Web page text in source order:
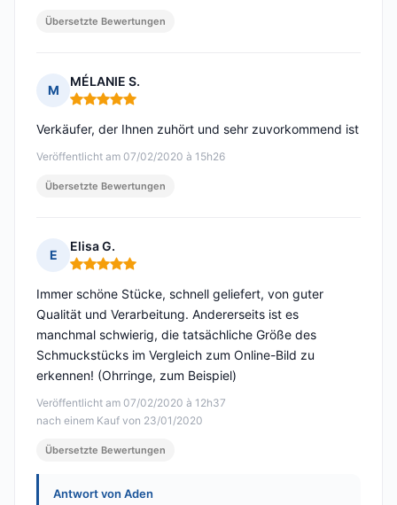
Übersetzte Bewertungen
M
MÉLANIE S.
Hinweis: 5 von 5
Veröffentlicht am 07/02/2020 à 15h26
Verkäufer, der Ihnen zuhört und sehr zuvorkommend ist
Übersetzte Bewertungen
E
Elisa G.
Hinweis: 5 von 5
Veröffentlicht am 07/02/2020 à 12h37
nach einem Kauf von 23/01/2020
Immer schöne Stücke, schnell geliefert, von guter
Qualität und Verarbeitung. Andererseits ist es
manchmal schwierig, die tatsächliche Größe des
Schmuckstücks im Vergleich zum Online-Bild zu
erkennen! (Ohrringe, zum Beispiel)
Übersetzte Bewertungen
Antwort von Aden